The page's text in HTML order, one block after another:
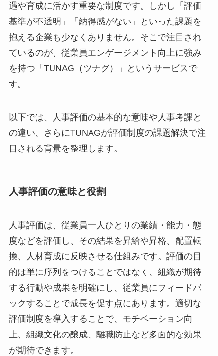
遇や育成に活かす重要な制度です。しかし「評価
基準が不透明」「納得感がない」といった課題を
抱える企業も少なくありません。そこで注目され
ているのが、従業員エンゲージメント向上に強み
を持つ「TUNAG（ツナグ）」というサービスで
す。
以下では、人事評価の基本的な意味や人事考課と
の違い、さらにTUNAGが評価制度の課題解決で注
目される背景を整理します。
人事評価の意味と役割
人事評価は、従業員一人ひとりの業績・能力・態
度などを評価し、その結果を昇給や昇格、配置転
換、人材育成に反映させる仕組みです。評価の目
的は単に序列をつけることではなく、組織が期待
する行動や成果を明確にし、従業員にフィードバ
ックすることで成長を促す点にあります。適切な
評価制度を導入することで、モチベーション向
上、組織文化の醸成、離職防止など多面的な効果
が期待できます。